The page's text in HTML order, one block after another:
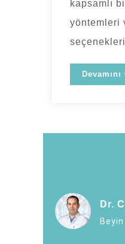
kapsamlı
yöntemleri
Dr.